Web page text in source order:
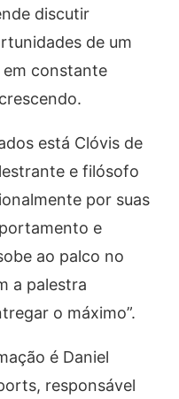
discutir
de um
em constante
está Clóvis de
e filósofo
por suas
e
ao palco no
a palestra
o máximo”.
é Daniel
responsável